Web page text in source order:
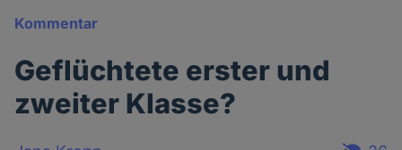
Kommentar
Geflüchtete erster und
zweiter Klasse?